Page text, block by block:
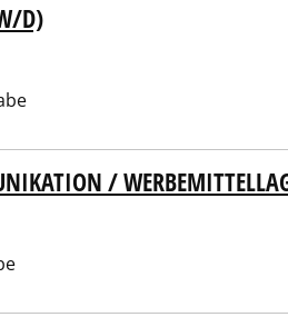
D)
/